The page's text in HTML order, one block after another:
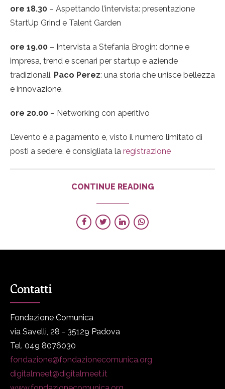
ore 18.30 – Aspettando l’intervista: presentazione
StartUp Grind e Talent Garden
ore 19.00 – Intervista a Stefania Brogin: donne e
impresa, trend e scenari per startup e aziende
tradizionali. Paco Perez: una storia che unisce bellezza
e innovazione.
ore 20.00 – Networking con aperitivo
L’evento è a pagamento e, visto il numero limitato di
posti a sedere, è consigliata la registrazione
CONTINUE READING
Contatti
Fondazione Comunica
via Savelli, 28 - 35129 Padova
Tel. 049 8076030
fondazione@fondazionecomunica.org
digitalmeet@digitalmeet.it